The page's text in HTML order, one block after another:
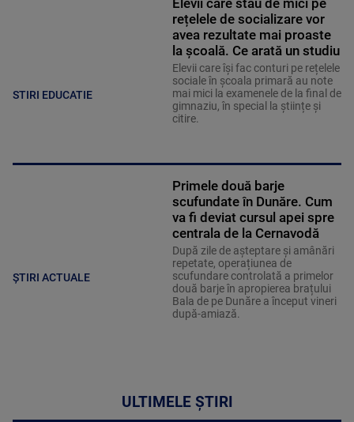
STIRI EDUCATIE
Elevii care stau de mici pe
rețelele de socializare vor
avea rezultate mai proaste
la școală. Ce arată un studiu
Elevii care îşi fac conturi pe rețelele
sociale în școala primară au note
mai mici la examenele de la final de
gimnaziu, în special la științe și
citire.
ȘTIRI ACTUALE
Primele două barje
scufundate în Dunăre. Cum
va fi deviat cursul apei spre
centrala de la Cernavodă
După zile de așteptare și amânări
repetate, operațiunea de
scufundare controlată a primelor
două barje în apropierea brațului
Bala de pe Dunăre a început vineri
după-amiază.
ULTIMELE ȘTIRI